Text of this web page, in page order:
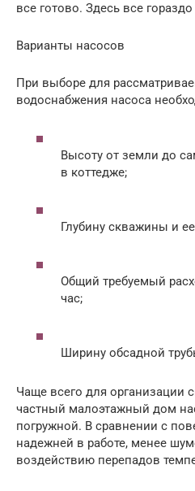
все готово. Здесь все
Варианты насосов
При выборе для
водоснабжения насоса
Высоту от земли до
в коттедже;
Глубину скважины и
Общий требуемый
час;
Ширину обсадной
Чаще всего для организации
частный малоэтажный дом
погружной. В сравнении с
надежней в работе, менее
воздействию перепадов